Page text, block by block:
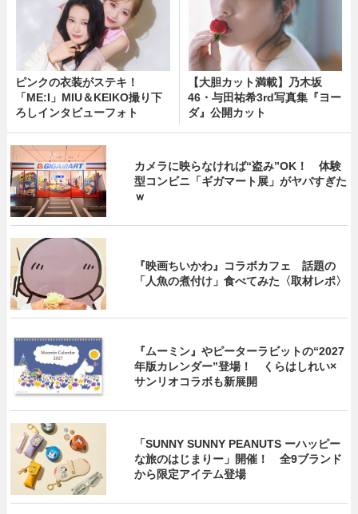
ピンクの衣装がステキ！
「ME:I」MIU＆KEIKO撮り下
ろしインタビューフォト
【大胆カット満載】乃木坂
46・与田祐希3rd写真集『ヨー
ダ』公開カット
カメラに映らなければ“盗み”OK！ 体験
型コンビニ「ギガマート展」がヤバすぎた
ｗ
『映画ちいかわ』コラボカフェ 話題の
「人魚の煮付け」食べてみた〈取材レポ〉
『ムーミン』やピーターラビットの“2027
年版カレンダー”登場！ くらはしれい×
サンリオコラボも新展開
「SUNNY SUNNY PEANUTS ーハッピー
な旅のはじまりー」開催！ 全9ブランド
から限定アイテム登場